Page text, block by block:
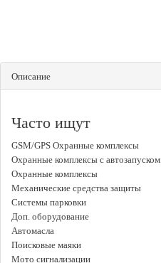
Описание
Часто ищут
GSM/GPS Охранные комплексы
Охранные комплексы с автозапуском
Охранные комплексы
Механические средства защиты
Системы парковки
Доп. оборудование
Автомасла
Поисковые маяки
Мото сигнализации